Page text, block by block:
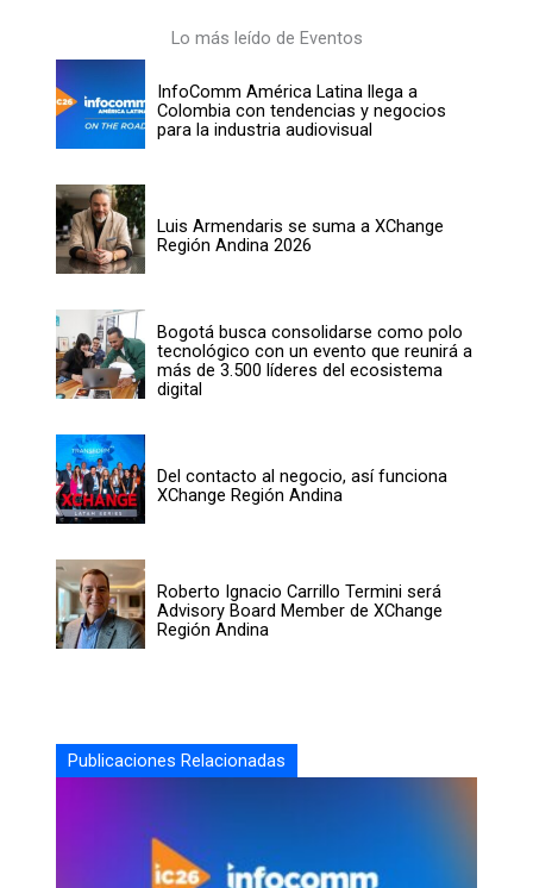
Lo más leído de Eventos
InfoComm América Latina llega a
Colombia con tendencias y negocios
para la industria audiovisual
Luis Armendaris se suma a XChange
Región Andina 2026
Bogotá busca consolidarse como polo
tecnológico con un evento que reunirá a
más de 3.500 líderes del ecosistema
digital
Del contacto al negocio, así funciona
XChange Región Andina
Roberto Ignacio Carrillo Termini será
Advisory Board Member de XChange
Región Andina
Publicaciones Relacionadas